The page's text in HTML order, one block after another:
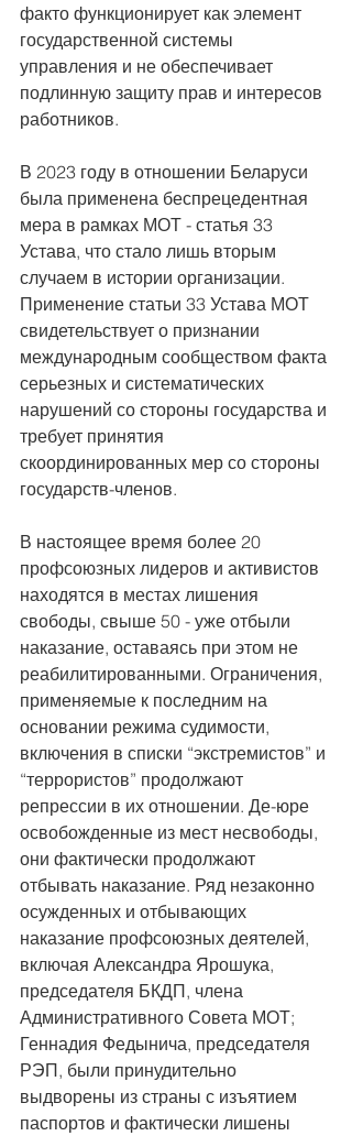
факто функционирует как элемент
государственной системы
управления и не обеспечивает
подлинную защиту прав и интересов
работников.
В 2023 году в отношении Беларуси
была применена беспрецедентная
мера в рамках МОТ - статья 33
Устава, что стало лишь вторым
случаем в истории организации.
Применение статьи 33 Устава МОТ
свидетельствует о признании
международным сообществом факта
серьезных и систематических
нарушений со стороны государства и
требует принятия
скоординированных мер со стороны
государств-членов.
В настоящее время более 20
профсоюзных лидеров и активистов
находятся в местах лишения
свободы, свыше 50 - уже отбыли
наказание, оставаясь при этом не
реабилитированными. Ограничения,
применяемые к последним на
основании режима судимости,
включения в списки “экстремистов” и
“террористов” продолжают
репрессии в их отношении. Де-юре
освобожденные из мест несвободы,
они фактически продолжают
отбывать наказание. Ряд незаконно
осужденных и отбывающих
наказание профсоюзных деятелей,
включая Александра Ярошука,
председателя БКДП, члена
Административного Совета МОТ;
Геннадия Федынича, председателя
РЭП, были принудительно
выдворены из страны с изъятием
паспортов и фактически лишены